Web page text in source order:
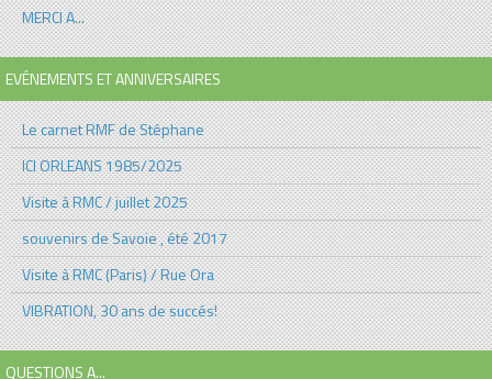
MERCI A...
EVÉNEMENTS ET ANNIVERSAIRES
Le carnet RMF de Stéphane
ICI ORLEANS 1985/2025
Visite à RMC / juillet 2025
souvenirs de Savoie , été 2017
Visite à RMC (Paris) / Rue Ora
VIBRATION, 30 ans de succés!
QUESTIONS A...